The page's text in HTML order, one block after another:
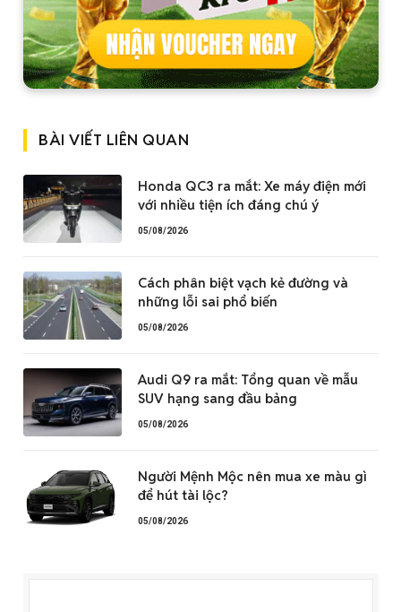
BÀI VIẾT LIÊN QUAN
Honda QC3 ra mắt: Xe máy điện mới
với nhiều tiện ích đáng chú ý
05/08/2026
Cách phân biệt vạch kẻ đường và
những lỗi sai phổ biến
05/08/2026
Audi Q9 ra mắt: Tổng quan về mẫu
SUV hạng sang đầu bảng
05/08/2026
Người Mệnh Mộc nên mua xe màu gì
để hút tài lộc?
05/08/2026